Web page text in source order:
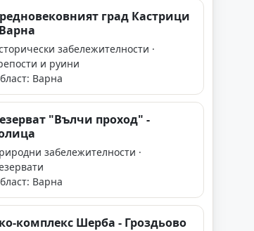
град Кастрици
забележителности ·
и руини
Варна
"Вълчи проход" -
забележителности ·
Варна
комплекс Шерба - Гроздьово